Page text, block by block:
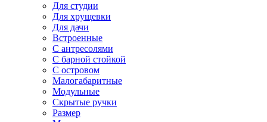
Для студии
Для хрущевки
Для дачи
Встроенные
С антресолями
С барной стойкой
С островом
Малогабаритные
Модульные
Скрытые ручки
Размер